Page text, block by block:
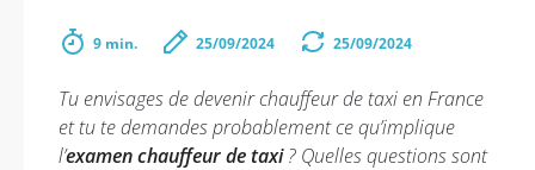
9 min. 25/09/2024 25/09/2024
Tu envisages de devenir chauffeur de taxi en France
et tu te demandes probablement ce qu’implique
l’examen chauffeur de taxi? Quelles questions sont